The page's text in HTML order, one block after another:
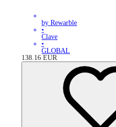
by Rewarble
•
Clave
•
GLOBAL
138.16 EUR